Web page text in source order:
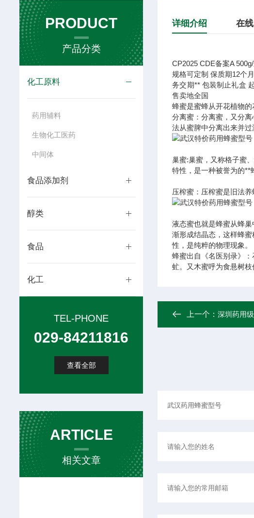
PRODUCT
产品分类
化工原料
药用辅料
生物化工医药
中间体
食品添加剂
醇类
食品
化工
TEL-PHONE
029-84211816
查看全部
ARTICLE
相关文章
详细介绍 在
CP2025 CDE备案A
规格可定制 保质期12个月
务交期** 包装制止礼盒
售卖地全国
蜂蜜是蜜蜂从开花植物
分离蜜：分离蜜，又分
法从蜜脾中分离出来并过
巢蜜:巢蜜，又称格子蜜
特性，是一种被誉为的**
压榨蜜：压榨蜜是旧法养
液态蜜也就是蜂蜜从蜂
渐形成结晶态，这样蜂
性，是纯粹的物理现象。
蜂蜜出自《名医别录》
虻。又木蜜呼为食悬树枝
上一个：深圳药用